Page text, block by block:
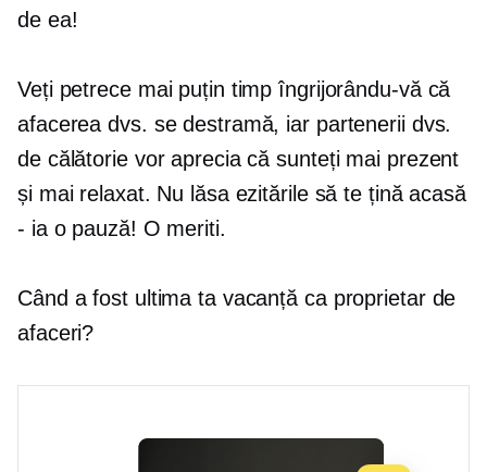
de ea!
Veți petrece mai puțin timp îngrijorându-vă că
afacerea dvs. se destramă, iar partenerii dvs.
de călătorie vor aprecia că sunteți mai prezent
și mai relaxat. Nu lăsa ezitările să te țină acasă
- ia o pauză! O meriti.
Când a fost ultima ta vacanță ca proprietar de
afaceri?